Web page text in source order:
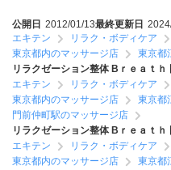
公開日 2012/01/13最終更新日
エキテン
リラク・ボディケア
東京都内のマッサージ店
東京都
リラクゼーション整体 Bｒｅａｔｈ
エキテン
リラク・ボディケア
東京都内のマッサージ店
東京都
門前仲町駅のマッサージ店
リラクゼーション整体 Bｒｅａｔｈ
エキテン
リラク・ボディケア
東京都内のマッサージ店
東京都